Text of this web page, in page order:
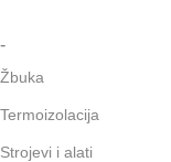
-
Žbuka
Termoizolacija
Strojevi i alati